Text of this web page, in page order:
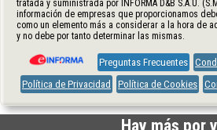
tratada y suministrada por INFORMA D&B S.A.U.
información de empresas que proporcionamos
como un elemento más a considerar a la hora de
y no debe por tanto determinar las mismas.
Preguntas Frecuentes
Política de Privacidad
Política de Cookies
Hay más por